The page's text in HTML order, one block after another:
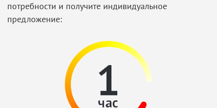
потребности и получите индивидуальное
предложение: